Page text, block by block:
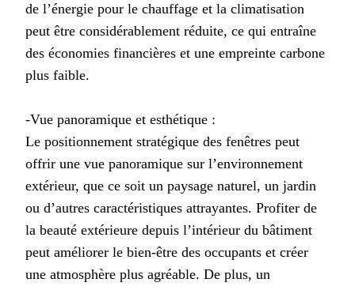
de l’énergie pour le chauffage et la climatisation
peut être considérablement réduite, ce qui entraîne
des économies financières et une empreinte carbone
plus faible.
-Vue panoramique et esthétique :
Le positionnement stratégique des fenêtres peut
offrir une vue panoramique sur l’environnement
extérieur, que ce soit un paysage naturel, un jardin
ou d’autres caractéristiques attrayantes. Profiter de
la beauté extérieure depuis l’intérieur du bâtiment
peut améliorer le bien-être des occupants et créer
une atmosphère plus agréable. De plus, un